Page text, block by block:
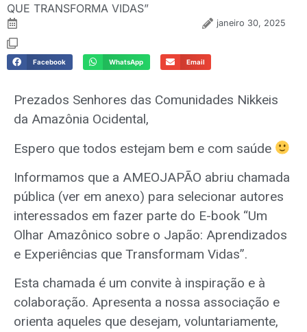
QUE TRANSFORMA VIDAS”
janeiro 30, 2025
Facebook WhatsApp Email
Prezados Senhores das Comunidades Nikkeis
da Amazônia Ocidental,
Espero que todos estejam bem e com saúde
Informamos que a AMEOJAPÃO abriu chamada
pública (ver em anexo) para selecionar autores
interessados em fazer parte do E-book “Um
Olhar Amazônico sobre o Japão: Aprendizados
e Experiências que Transformam Vidas”.
Esta chamada é um convite à inspiração e à
colaboração. Apresenta a nossa associação e
orienta aqueles que desejam, voluntariamente,